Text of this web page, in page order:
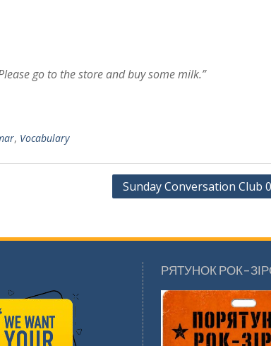
go to the store and buy some milk.”
, Vocabulary
Sunday Conversation Club
РЯТУНОК РОК-